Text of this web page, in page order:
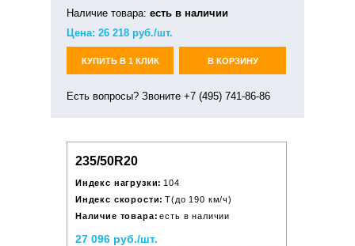
Наличие товара: есть в наличии
Цена: 26 218 руб./шт.
КУПИТЬ В 1 КЛИК В КОРЗИНУ
Есть вопросы? Звоните +7 (495) 741-86-86
235/50R20
Индекс нагрузки: 104
Индекс скорости: T(до 190 км/ч)
Наличие товара: есть в наличии
27 096 руб./шт.